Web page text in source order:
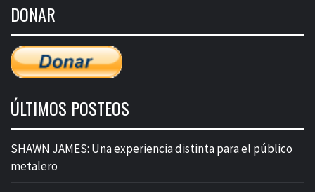
entradas
DONAR
ÚLTIMOS POSTEOS
SHAWN JAMES: Una experiencia distinta para el público
metalero